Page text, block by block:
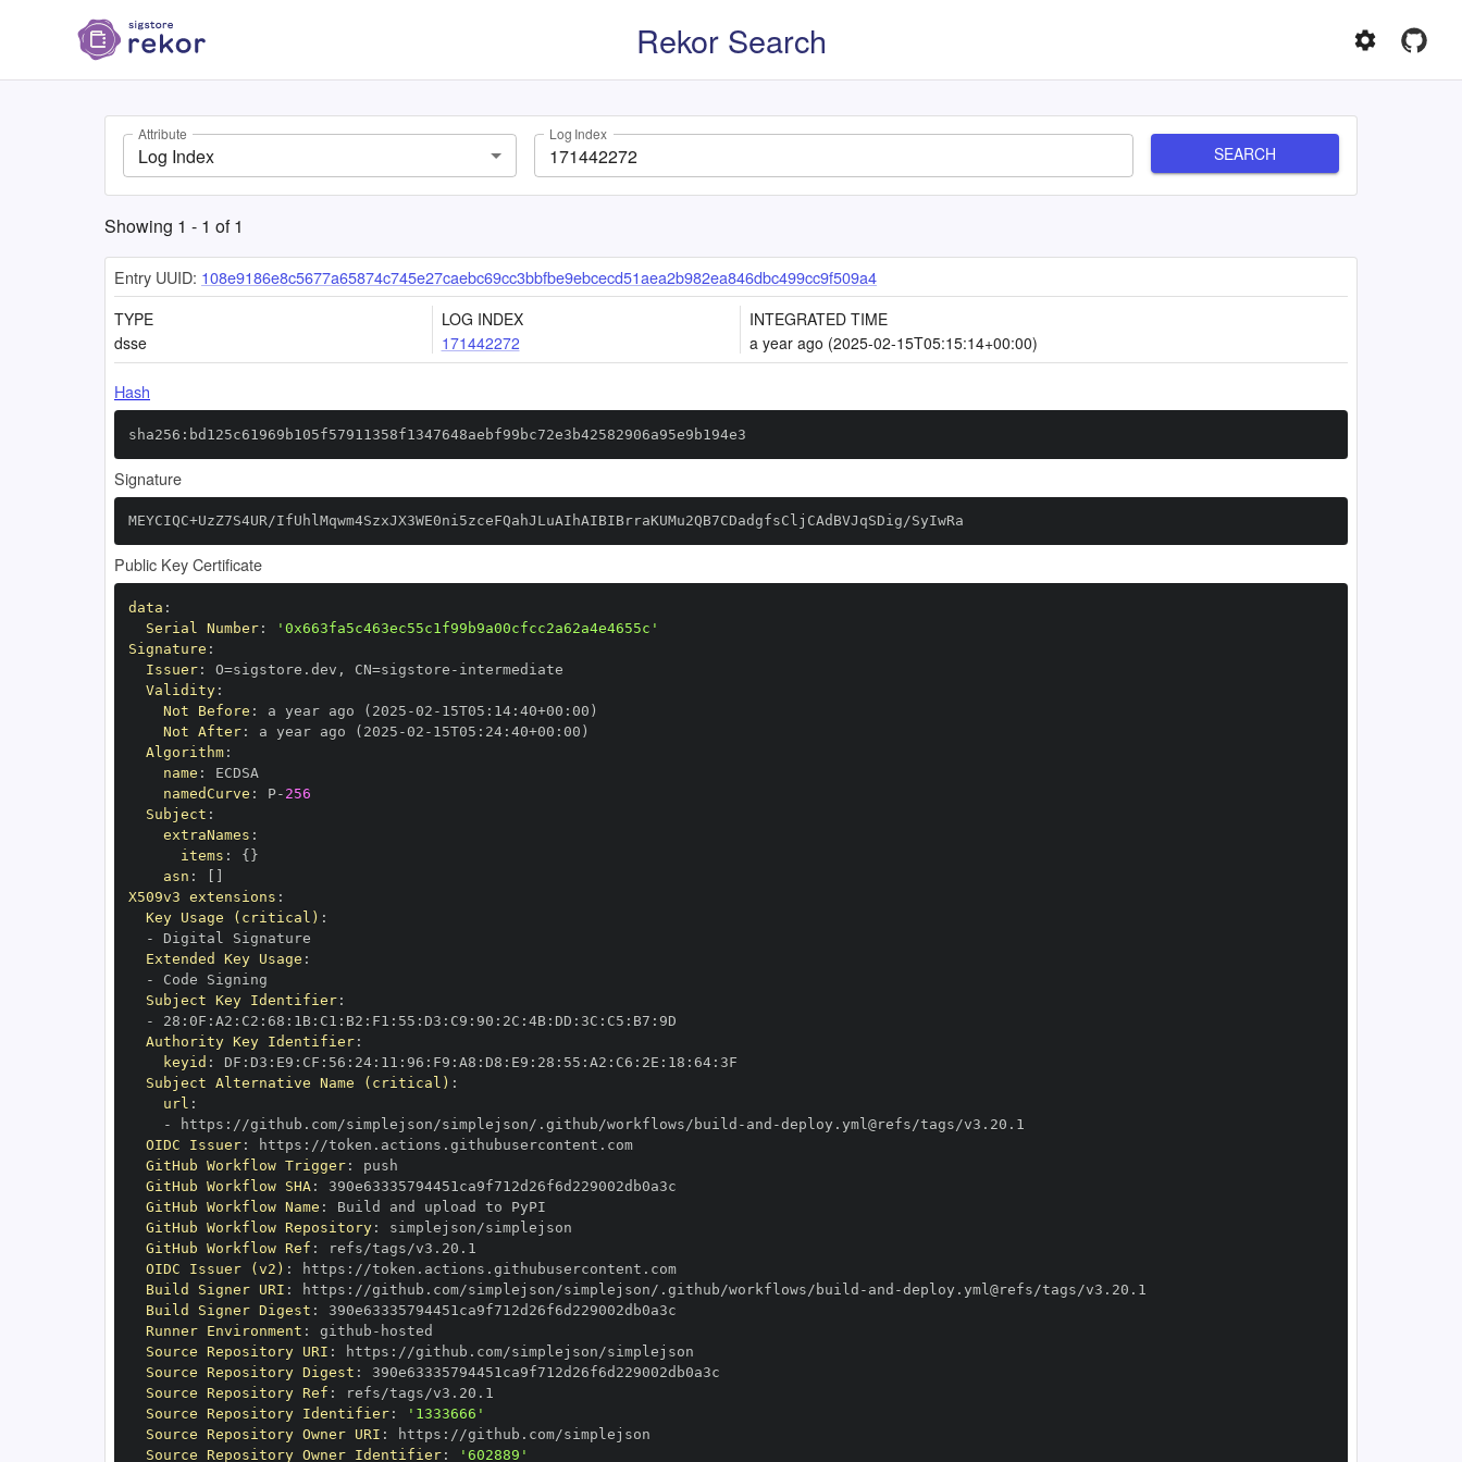
Rekor Search
Attribute
Log Index
Log Index
SEARCH
Showing 1 - 1 of1
Entry UUID: 108e9186e8c5677a65874c745e27caebc69cc3bbfbe9ebcecd51aea2b982ea846dbc499cc9f509a4
TYPE
dsse
LOG INDEX
171442272
INTEGRATED TIME
a year ago (2025-02-15T05:15:14+00:00)
Hash
sha256:bd125c61969b105f57911358f1347648aebf99bc72e3b42582906a95e9b194e3
Signature
MEYCIQC+UzZ7S4UR/IfUhlMqwm4SzxJX3WE0ni5zceFQahJLuAIhAIBIBrraKUMu2QB7CDadgfsCljCAdBVJqSDig/SyIwRa
Public Key Certificate
data :
Serial Number:
'0x663fa5c463ec55c1f99b9a00cfcc2a62a4e4655c'
Signature :
Issuer: O=sigstore.dev , CN=sigstore -
Validity:
Not Before : a year ago (2025 -02 - 15T05 : 14: 40+00 :
Not After: a year ago (2025 -02 - 15T05 : 24: 40+00 :
Algorithm:
name :
namedCurve : P- 256
Subject :
extraNames :
items : { }
asn :
X509v3 extensions :
Key Usage (critical) :
-
Extended Key Usage :
-
Subject Key Identifier:
-
28 : 0F : A2 : C2 : 68 : 1B: C1 : B2 : F1 : 55 : D3 : C9 : 90 : 2C : 4B: DD : 3C : C5 : B7 :
Authority Key Identifier:
keyid : DF : D3 : E9 : CF : 56 : 24: 11 : 96 : F9 : A8 : D8 : E9 : 28 : 55 : A2 : C6 : 2E : 18 : 64:
Subject Alternative Name (critical) :
url :
-
https : //github.com/simplejson/simplejson/.github/workflows/build - and -
OIDC Issuer: https :
//token.actions.githubusercontent.com
GitHub Workflow Trigger:
GitHub Workflow SHA:
GitHub Workflow Name :
GitHub Workflow Repository:
GitHub Workflow Ref :
OIDC Issuer (v2) : https :
//token.actions.githubusercontent.com
Build Signer URI : https : //github.com/simplejson/simplejson/.github/workflows/build - and -
Build Signer Digest :
Runner Environment : github -
Source Repository URI : https :
Source Repository Digest :
Source Repository Ref :
Source Repository Identifier:
'1333666'
Source Repository Owner URI : https :
Source Repository Owner Identifier: '602889'